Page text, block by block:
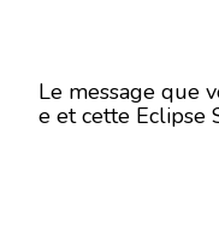
Le message que
e et cette Eclipse